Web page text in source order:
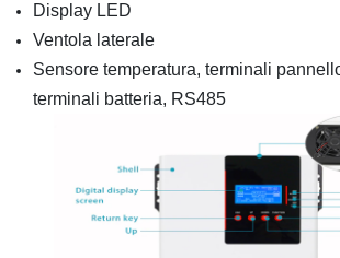
Display LED
Ventola laterale
Sensore temperatura, terminali
terminali batteria, RS485